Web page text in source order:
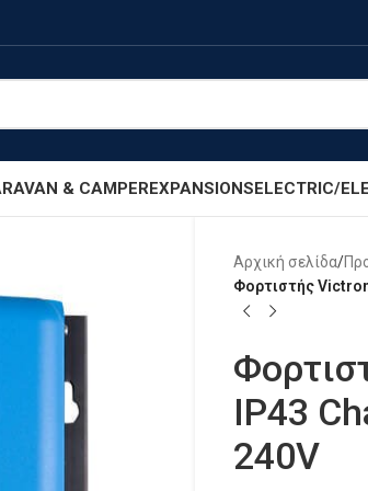
& CAMPEREXPANSIONSELECTRIC/
Αρχική σελίδα/
Φορτιστής
IP43
240V